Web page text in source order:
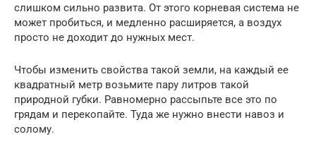
слишком сильно развита. От этого корневая система не
может пробиться, и медленно расширяется, а воздух
просто не доходит до нужных мест.
Чтобы изменить свойства такой земли, на каждый ее
квадратный метр возьмите пару литров такой
природной губки. Равномерно рассыпьте все это по
грядам и перекопайте. Туда же нужно внести навоз и
солому.